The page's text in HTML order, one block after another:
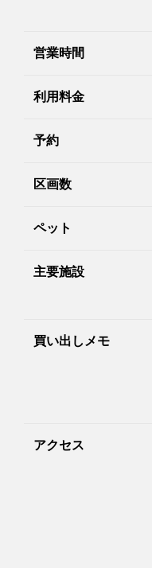
営業時間
利用料金
予約
区画数
ペット
主要施設
買い出しメモ
アクセス